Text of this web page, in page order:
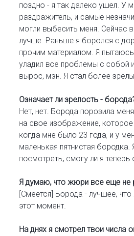
поздно - я так далеко ушел. У
раздражитель, и самые
могли выбесить меня. Сейчас
лучше. Раньше я боролся с
прочим материалом. Я пытаюсь
уладил все проблемы с собой
вырос, мэн. Я стал более
Означает ли зрелость -
Нет, нет. Борода порозила
на свое изображение,
когда мне было 23 года, и у
маленькая пятнистая бородка.
посмотреть, смогу ли я теперь
Я думаю, что жюри все еще не
[Смеется] Борода - лучшее, что
этот момент.
На днях я смотрел твои числа